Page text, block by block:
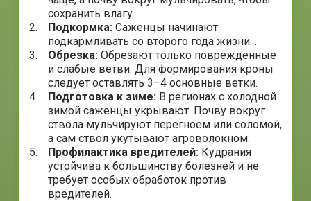
сохранить влагу.
Подкормка: Саженцы начинают
подкармливать со второго года жизни. .
Обрезка: Обрезают только повреждённые
и слабые ветви. Для формирования кроны
следует оставлять 3–4 основные ветки.
Подготовка к зиме: В регионах с холодной
зимой саженцы укрывают. Почву вокруг
ствола мульчируют перегноем или соломой,
а сам ствол укутывают агроволокном.
Профилактика вредителей: Кудрания
устойчива к большинству болезней и не
требует особых обработок против
вредителей.